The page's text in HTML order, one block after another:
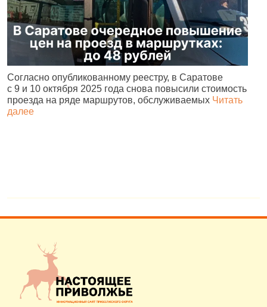
Согласно опубликованному реестру, в Саратове
с 9 и 10 октября 2025 года снова повысили стоимость
проезда на ряде маршрутов, обслуживаемых Читать
далее